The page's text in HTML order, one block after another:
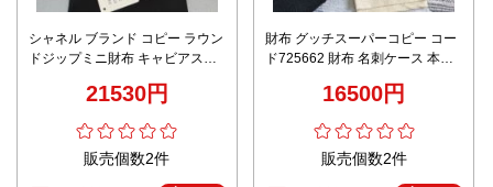
シャネル ブランド コピー ラウン
ドジップミニ財布 キャビアスキ
21530円
販売個数2件
財布 グッチスーパーコピー コー
ド725662 財布 名刺ケース 本革
16500円
販売個数2件